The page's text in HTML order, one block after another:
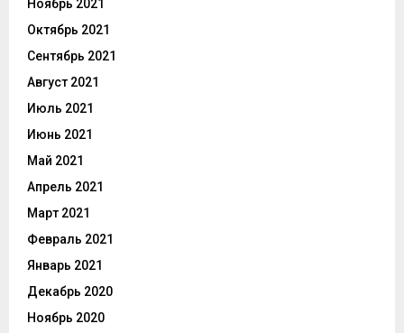
Ноябрь 2021
Октябрь 2021
Сентябрь 2021
Август 2021
Июль 2021
Июнь 2021
Май 2021
Апрель 2021
Март 2021
Февраль 2021
Январь 2021
Декабрь 2020
Ноябрь 2020